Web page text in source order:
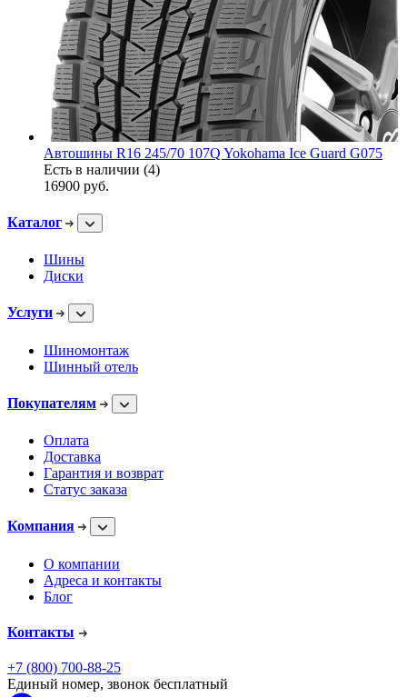
Автошины R16 245/70 107Q Yokohama Ice Guard G075
Есть в наличии (4)
16900 руб.
Каталог
Шины
Диски
Услуги
Шиномонтаж
Шинный отель
Покупателям
Оплата
Доставка
Гарантия и возврат
Статус заказа
Компания
О компании
Адреса и контакты
Блог
Контакты
+7 (800) 700-88-25
Единый номер, звонок бесплатный